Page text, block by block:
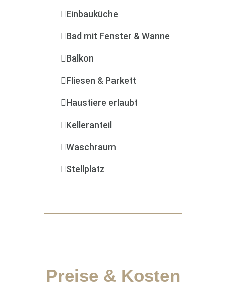
Einbauküche
Bad mit Fenster & Wanne
Balkon
Fliesen & Parkett
Haustiere erlaubt
Kelleranteil
Waschraum
Stellplatz
Preise & Kosten